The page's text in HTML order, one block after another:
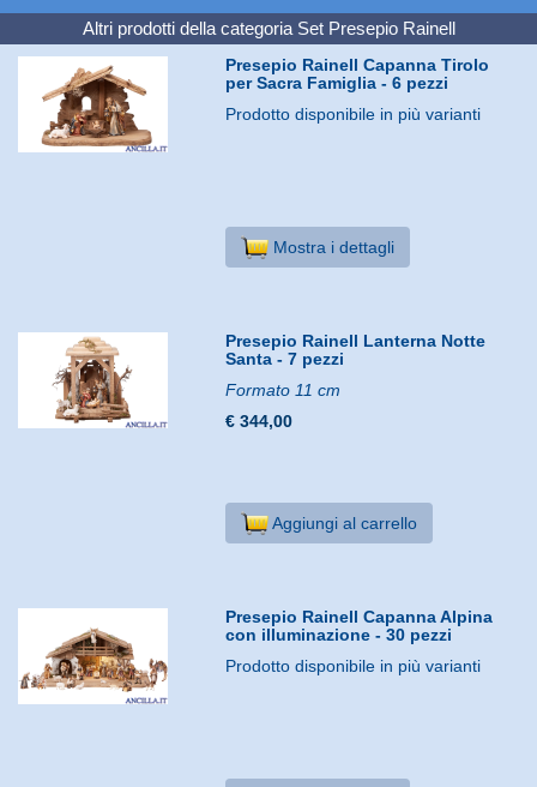
Altri prodotti della categoria Set Presepio Rainell
Presepio Rainell Capanna Tirolo
per Sacra Famiglia - 6 pezzi
Prodotto disponibile in più varianti
Mostra i dettagli
Presepio Rainell Lanterna Notte
Santa - 7 pezzi
Formato 11 cm
€ 344,00
Aggiungi al carrello
Presepio Rainell Capanna Alpina
con illuminazione - 30 pezzi
Prodotto disponibile in più varianti